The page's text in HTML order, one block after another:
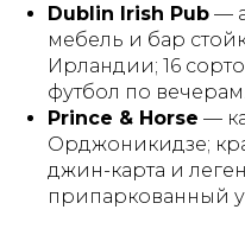
Dublin Irish Pub —
мебель и бар
Ирландии; 16
футбол по вечерам.
Prince & Horse —
Орджоникидзе;
джин-карта и
припаркованный у